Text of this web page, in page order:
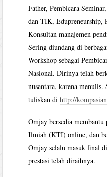
Father, Pembicara
dan TIK, Edupreneurship,
Konsultan manajemen
Sering diundang di
Workshop sebagai
Nasional. Dirinya telah
nusantara, karena
tuliskan dihttp://
Omjay bersedia
Ilmiah (KTI) online, dan
Omjay selalu masuk final
prestasi telah diraihnya.